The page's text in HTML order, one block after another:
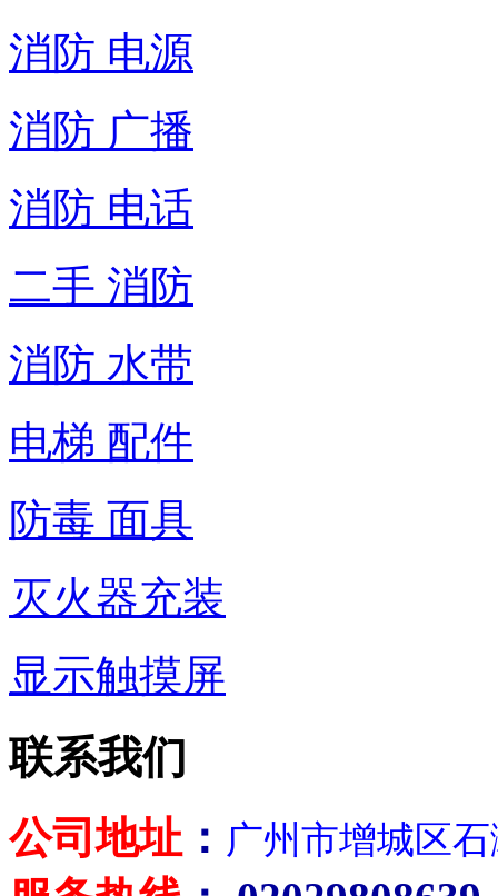
消防 电源
消防 广播
消防 电话
二手 消防
消防 水带
电梯 配件
防毒 面具
灭火器充装
显示触摸屏
联系我们
公司地址 ： 广州市增城区